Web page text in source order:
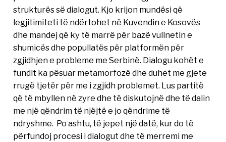
strukturës së dialogut. Kjo krijon mundësi që
legjitimiteti të ndërtohet në Kuvendin e Kosovës
dhe mandej që ky të marrë për bazë vullnetin e
shumicës dhe popullatës për platformën për
zgjidhjen e probleme me Serbinë. Dialogu kohët e
fundit ka pësuar metamorfozë dhe duhet me gjete
rrugë tjetër për me i zgjidh problemet. Lus partitë
që të mbyllen në zyre dhe të diskutojnë dhe të dalin
me një qëndrim të njëjtë e jo qëndrime të
ndryshme. Po ashtu, të jepet një datë, kur do të
përfundoj procesi i dialogut dhe të merremi me